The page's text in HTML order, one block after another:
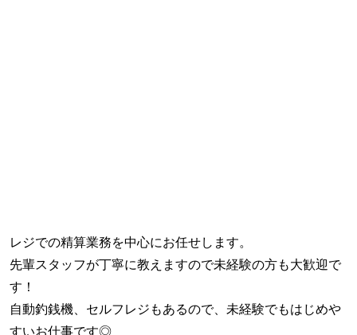
レジでの精算業務を中心にお任せします。
先輩スタッフが丁寧に教えますので未経験の方も大歓迎で
す！
自動釣銭機、セルフレジもあるので、未経験でもはじめや
すいお仕事です◎